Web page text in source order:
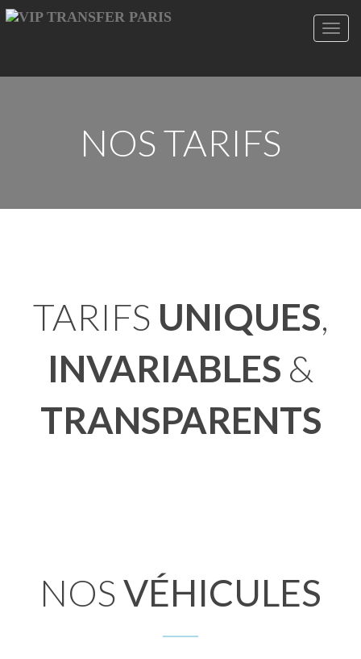
NOS TARIFS
TARIFS UNIQUES,
INVARIABLES &
TRANSPARENTS
NOSVÉHICULES